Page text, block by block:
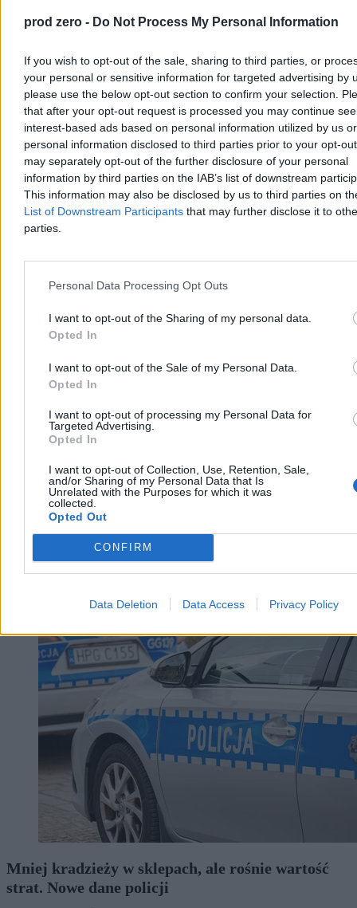
prod zero - Do Not Process My Personal Information
If you wish to opt-out of the sale, sharing to third parties, or
your personal or sensitive information for targeted advertising by
please use the below opt-out section to confirm your selection.
that after your opt-out request is processed you may continue
interest-based ads based on personal information utilized by us or
personal information disclosed to third parties prior to your opt-
may separately opt-out of the further disclosure of your personal
information by third parties on the IAB’s list of downstream
This information may also be disclosed by us to third parties on
List of Downstream Participants that may further disclose it to
parties.
Personal Data Processing Opt Outs
I want to opt-out of the Sharing of my personal data.
Opted In
I want to opt-out of the Sale of my Personal Data.
Opted In
I want to opt-out of processing my Personal Data for
Targeted Advertising.
Opted In
I want to opt-out of Collection, Use, Retention, Sale,
and/or Sharing of my Personal Data that Is
Unrelated with the Purposes for which it was
collected.
Opted Out
CONFIRM
Data Deletion Data Access Privacy Policy
Wiek emerytalny dla kobiet w górę? Józefaciuk
złożył deklarację w Kanale Zero
– Jak najbardziej tak – w ten sposób Marcin Józefaciuk
odpowiedział na pytanie Roberta Mazurka o kwestię podniesienia
wieku emerytalnego dla kobiet. Poseł niezrzeszony w Porannych
karykaturalną, ale wyciągnął z tego wnioski. Dodał, że jest
zakończeniu kariery politycznej.
Dzisiaj 10:45
Reklama
Mniej kradzieży w sklepach, ale rośnie wartość
strat. Nowe dane policji